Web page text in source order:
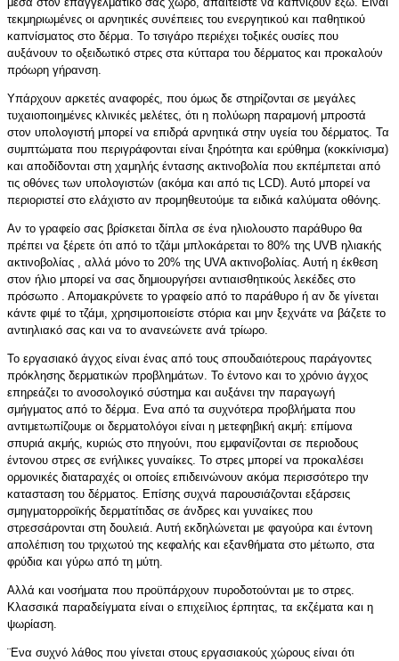
τεκμηριωμένες οι αρνητικές συνέπειες του ενεργητικού και παθητικού
καπνίσματος στο δέρμα. Το τσιγάρο περιέχει τοξικές ουσίες που
αυξάνουν το οξειδωτικό στρες στα κύτταρα του δέρματος και προκαλούν
πρόωρη γήρανση.
Υπάρχουν αρκετές αναφορές, που όμως δε στηρίζονται σε μεγάλες
τυχαιοποιημένες κλινικές μελέτες, ότι η πολύωρη παραμονή μπροστά
στον υπολογιστή μπορεί να επιδρά αρνητικά στην υγεία του δέρματος. Τα
συμπτώματα που περιγράφονται είναι ξηρότητα και ερύθημα (κοκκίνισμα)
και αποδίδονται στη χαμηλής έντασης ακτινοβολία που εκπέμπεται από
τις οθόνες των υπολογιστών (ακόμα και από τις LCD). Αυτό μπορεί να
περιοριστεί στο ελάχιστο αν προμηθευτούμε τα ειδικά καλύματα οθόνης.
Αν το γραφείο σας βρίσκεται δίπλα σε ένα ηλιολουστο παράθυρο θα
πρέπει να ξέρετε ότι από το τζάμι μπλοκάρεται το 80% της UVB ηλιακής
ακτινοβολίας , αλλά μόνο το 20% της UVA ακτινοβολίας. Αυτή η έκθεση
στον ήλιο μπορεί να σας δημιουργήσει αντιαισθητικούς λεκέδες στο
πρόσωπο . Απομακρύνετε το γραφείο από το παράθυρο ή αν δε γίνεται
κάντε φιμέ το τζάμι, χρησιμοποιείστε στόρια και μην ξεχνάτε να βάζετε το
αντιηλιακό σας και να το ανανεώνετε ανά τρίωρο.
Το εργασιακό άγχος είναι ένας από τους σπουδαιότερους παράγοντες
πρόκλησης δερματικών προβλημάτων. Το έντονο και το χρόνιο άγχος
επηρεάζει το ανοσολογικό σύστημα και αυξάνει την παραγωγή
σμήγματος από το δέρμα. Ενα από τα συχνότερα προβλήματα που
αντιμετωπίζουμε οι δερματολόγοι είναι η μετεφηβική ακμή: επίμονα
σπυριά ακμής, κυριώς στο πηγούνι, που εμφανίζονται σε περιοδους
έντονου στρες σε ενήλικες γυναίκες. Το στρες μπορεί να προκαλέσει
ορμονικές διαταραχές οι οποίες επιδεινώνουν ακόμα περισσότερο την
κατασταση του δέρματος. Επίσης συχνά παρουσιάζονται εξάρσεις
σμηγματορροϊκής δερματίτιδας σε άνδρες και γυναίκες που
στρεσσάρονται στη δουλειά. Αυτή εκδηλώνεται με φαγούρα και έντονη
απολέπιση του τριχωτού της κεφαλής και εξανθήματα στο μέτωπο, στα
φρύδια και γύρω από τη μύτη.
Αλλά και νοσήματα που προϋπάρχουν πυροδοτούνται με το στρες.
Κλασσικά παραδείγματα είναι ο επιχείλιος έρπητας, τα εκζέματα και η
ψωρίαση.
¨Ενα συχνό λάθος που γίνεται στους εργασιακούς χώρους είναι ότι